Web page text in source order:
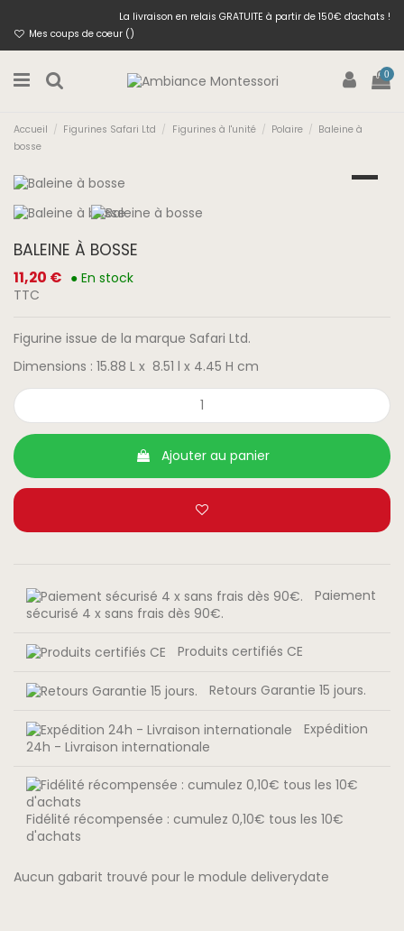
La livraison en relais GRATUITE à partir de 150€ d'achats !
Mes coups de coeur ()
0
Accueil Figurines Safari Ltd Figurines à l'unité Polaire
Baleine à
bosse
BALEINE À BOSSE
11,20 € ● En stock
TTC
Figurine issue de la marque Safari Ltd.
Dimensions : 15.88 L x 8.51 l x 4.45 H cm
Ajouter au panier
Paiement
sécurisé 4 x sans frais dès 90€.
Produits certifiés CE
Retours Garantie 15 jours.
Expédition
24h - Livraison internationale
Fidélité récompensée : cumulez 0,10€ tous les 10€
d'achats
Aucun gabarit trouvé pour le module deliverydate